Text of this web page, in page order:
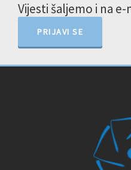
Vijesti šaljemo i na
PRIJAVI SE